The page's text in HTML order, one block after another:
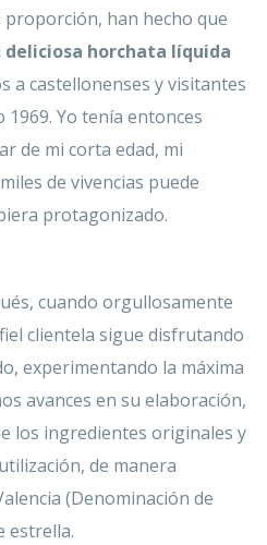
han hecho que
deliciosa horchata líquida
a castellonenses y visitantes
1969. Yo tenía entonces
de mi corta edad, mi
de vivencias puede
protagonizado.
cuando orgullosamente
clientela sigue disfrutando
experimentando la máxima
avances en su elaboración,
los ingredientes originales y
de manera
(Denominación de
estrella.